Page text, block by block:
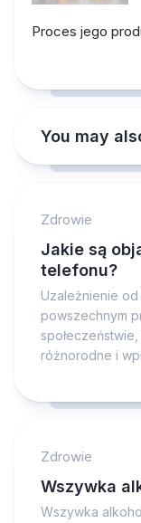
Proces jego
You may
Zdrowie
Jakie są
telefonu?
Uzależnienie
powszechnym
różnorodne i
Zdrowie
Wszywka
Wszywka